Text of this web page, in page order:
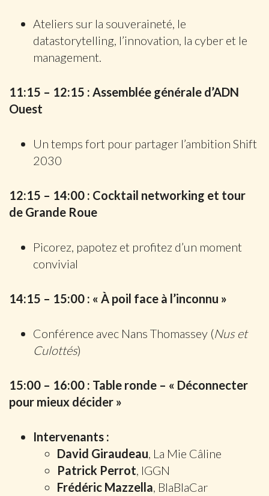
Ateliers sur la souveraineté, le
datastorytelling, l’innovation, la cyber et le
management.
11:15 – 12:15 : Assemblée générale d’ADN
Ouest
Un temps fort pour partager l’ambition Shift
2030
12:15 – 14:00 : Cocktail networking et tour
de Grande Roue
Picorez, papotez et profitez d’un moment
convivial
14:15 – 15:00 : « À poil face à l’inconnu »
Conférence avec Nans Thomassey (Nus et
Culottés)
15:00 – 16:00 : Table ronde – « Déconnecter
pour mieux décider »
Intervenants :
David Giraudeau, La Mie Câline
Patrick Perrot, IGGN
Frédéric Mazzella, BlaBlaCar